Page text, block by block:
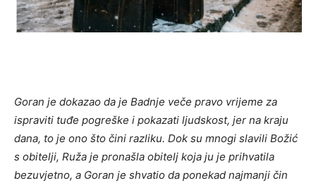
Goran je dokazao da je Badnje veče pravo vrijeme za
ispraviti tuđe pogreške i pokazati ljudskost, jer na kraju
dana, to je ono što čini razliku. Dok su mnogi slavili Božić
s obitelji, Ruža je pronašla obitelj koja ju je prihvatila
bezuvjetno, a Goran je shvatio da ponekad najmanji čin